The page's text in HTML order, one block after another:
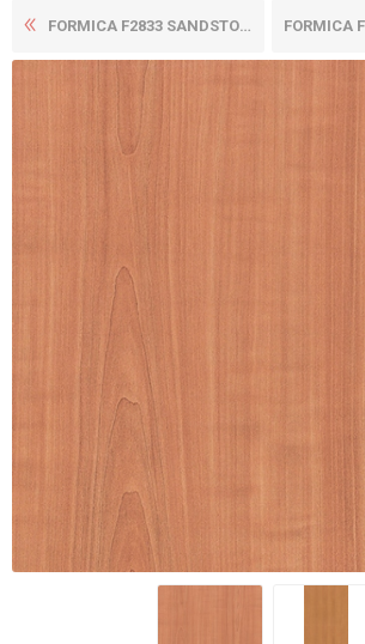
FORMICA F2833 SANDSTONE KOM... FORMICA